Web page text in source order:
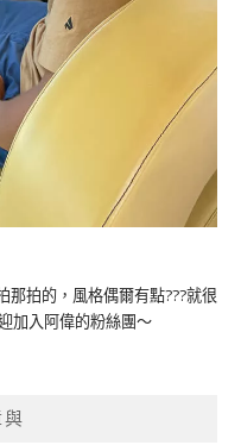
拍的，風格偶爾有點???就很
加入阿偉的粉絲團～
與